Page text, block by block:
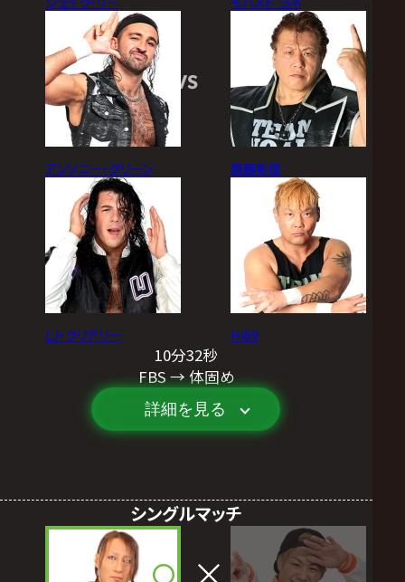
アンソニー・グリーン
LJ・クリアリー
VS
齋藤彰俊
Hi69
10分32秒
FBS → 体固め
詳細を見る
シングルマッチ